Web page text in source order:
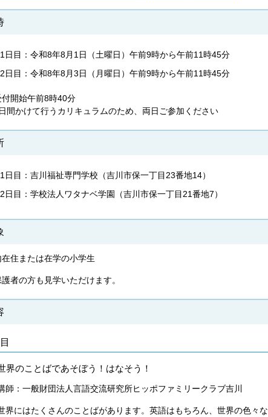
1日目：令和8年8月1日（土曜日）午前9時から午前11時45分
2日目：令和8年8月3日（月曜日）午前9時から午前11時45分
開始午前8時40分
間かけて行うカリキュラムのため、両日ご参加ください
1日目：吉川福祉専門学校（吉川市保一丁目23番地14）
2日目：学校法人ワタナベ学園（吉川市保一丁目21番地7）
住または在学の小学生
者の方も見学いただけます。
界のことばであそぼう！はなそう！
師：一般財団法人言語交流研究所ヒッポファミリークラブ吉川
界にはたくさんのことばがあります。英語はもちろん、世界の色々